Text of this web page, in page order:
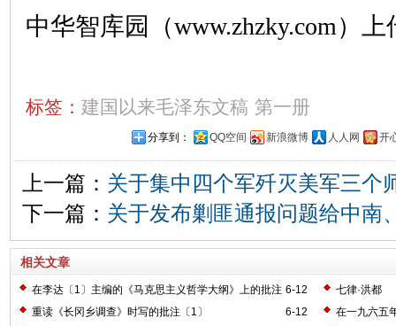
中华智库园（www.zhzky.com）上
标签： 建国以来毛泽东文稿 第一册
分享到： QQ空间 新浪微博 人人网 开
上一篇： 关于集中四个军歼灭美军三个
下一篇： 关于发布剿匪通报问题给中南
相关文章
6-12
在李达〔1〕主编的《马克思主义哲学大纲》上的批注
〔2〕
七律·洪都
6-12
重读《长冈乡调查》时写的批注〔1〕
在一九六五